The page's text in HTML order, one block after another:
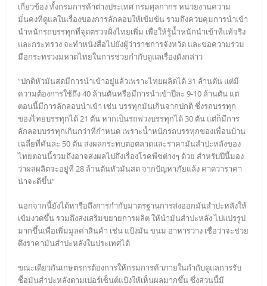
เกี่ยวข้อง ทั้งกรมการค้าต่างประเทศ กรมศุลกากร หน่วยงานความ
มั่นคงที่ดูแลในเรื่องของการลักลอบให้เข้มข้น รวมถึงควบคุมการนำเข้า
นำหนักรถบรรทุกที่จุดตรวจฝั่งไทยเพิ่ม เพื่อให้รู้น้ำหนักนำเข้าที่แท้จริง
และกระทรวง จะทำหนังสือไปยังผู้ว่าราชการจังหวัด และขอความร่วม
มือกระทรวงมหาดไทยในการช่วยกำกับดูแลเรื่องดังกล่าว
“ปกติหัวมันสดมีการนำเข้าอยู่แล้วเพราะไทยผลิตได้ 31 ล้านตัน แต่มี
ความต้องการใช้ถึง 40 ล้านตันหรือมีการนำเข้าปีละ 9-10 ล้านตัน แต่
ตอนนี้มีการลักลอบนำเข้า เช่น บรรทุกมันเกินจากปกติ ซึ่งรถบรรทุก
ของไทยบรรทุกได้ 21 ตัน หากเป็นรถพ่วงบรรทุกได้ 30 ตัน แต่ก็มีการ
ลักลอบบรรทุกเกินกว่าที่กำหนด เพราะน้ำหนักรถบรรทุกของเพื่อนบ้าน
เฉลี่ยที่คันละ 50 ตัน ส่งผลกระทบต่อตลาดและราคามันสำปะหลังของ
ไทยตอนนี้รวมถึงอาจส่งผลไปถึงเรื่องโรคพืชต่างๆ ด้วย สำหรับปีนี้มอง
ว่าผลผลิตจะอยู่ที่ 28 ล้านตันหัวมันสด จากปัญหาภัยแล้ง คาดว่าราคา
น่าจะดีขึ้น”
นอกจากนี้ยังได้หารือถึงการกำกับมาตรฐานการส่งออกมันสำปะหลังให้
เข้มงวดขึ้น รวมถึงส่งเสริมขยายการผลิต ให้นำมันสำปะหลัง ไปแปรรูป
มากขึ้นเพื่อเพิ่มมูลค่าสินค้า เช่น แป้งมัน ขนม อาหารว่าง เชื่อว่าจะช่วย
ดึงราคามันสำปะหลังในประเทศได้
ขณะเดียวกันเกษตรกรต้องการให้กรมการค้าภายในกำกับดูแลการรับ
ซื้อมันสำปะหลังตามเปอร์เซ็นต์แป้งให้เห็นผลมากขึ้น ซึ่งส่วนนี้มี